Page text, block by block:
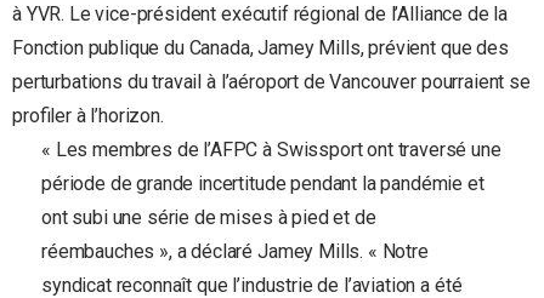
à YVR. Le vice-président exécutif régional de l’Alliance de la
Fonction publique du Canada, Jamey Mills, prévient que des
perturbations du travail à l’aéroport de Vancouver pourraient se
profiler à l’horizon.
« Les membres de l’AFPC à Swissport ont traversé une
période de grande incertitude pendant la pandémie et
ont subi une série de mises à pied et de
réembauches », a déclaré Jamey Mills. « Notre
syndicat reconnaît que l’industrie de l’aviation a été